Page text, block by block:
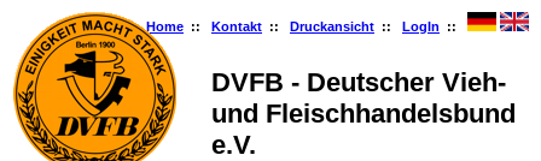
Home :: Kontakt :: Druckansicht :: LogIn ::
DVFB - Deutscher Vieh-
und Fleischhandelsbund
e.V.